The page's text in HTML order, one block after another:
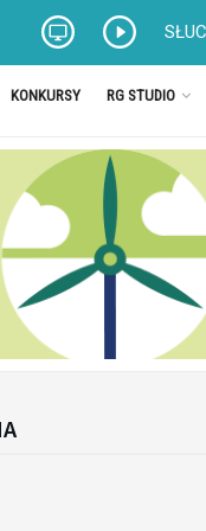
KONKURSY RG STUDIO